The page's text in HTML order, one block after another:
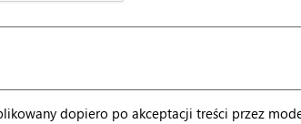
dopiero po akceptacji treści przez